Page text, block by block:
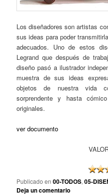
Los diseñadores son artistas
sus ideas para poder
adecuados. Uno de estos
Legrand que después de
diseño pasó a ilustrador
muestra de sus ideas
objetos de nuestra vida
sorprendente y hasta
originales.
ver documento
Publicado en 00-TODOS,05-
Deja un comentario